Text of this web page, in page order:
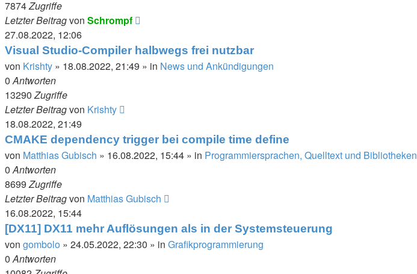
7874Zugriffe
Letzter Beitragvon Schrompf
27.08.2022, 12:06
Visual Studio-Compiler halbwegs frei nutzbar
von Krishty » 18.08.2022, 21:49 » in News und Ankündigungen
0Antworten
13290Zugriffe
Letzter Beitragvon Krishty
18.08.2022, 21:49
CMAKE dependency trigger bei compile time define
von Matthias Gubisch » 16.08.2022, 15:44 » in Programmiersprachen, Quelltext und Bibliotheken
0Antworten
8699Zugriffe
Letzter Beitragvon Matthias Gubisch
16.08.2022, 15:44
[DX11] DX11 mehr Auflösungen als in der Systemsteuerung
von gombolo » 24.05.2022, 22:30 » in Grafikprogrammierung
0Antworten